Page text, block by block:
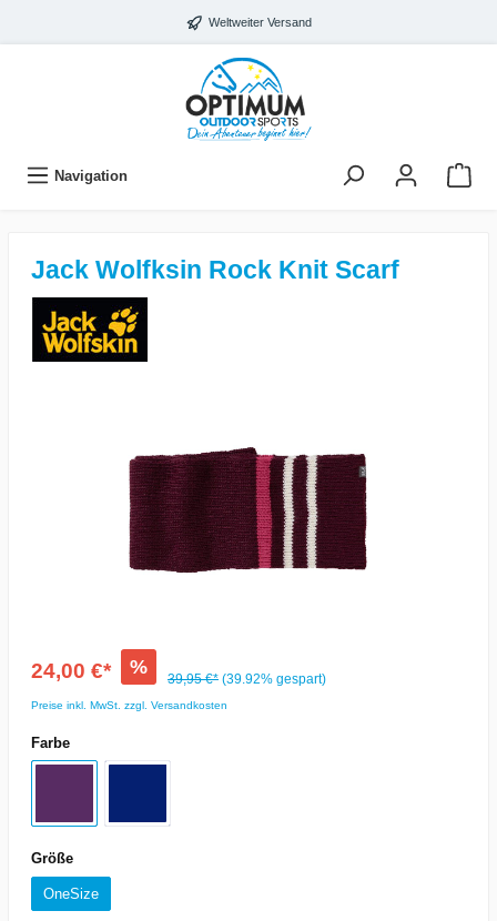
Weltweiter Versand
Navigation
Jack Wolfksin Rock Knit Scarf
24,00 €* %
39,95 €* (39.92% gespart)
Preise inkl. MwSt. zzgl. Versandkosten
Farbe
Größe
OneSize